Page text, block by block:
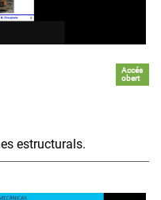
Accés
obert
estructurals.